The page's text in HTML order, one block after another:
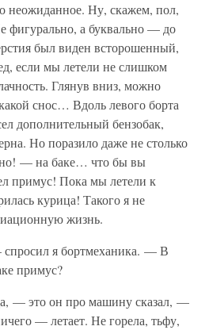
неожиданное. Ну, скажем, пол,
фигурально, а буквально — до
был виден всторошенный,
если мы летели не слишком
Глянув вниз, можно
снос… Вдоль левого борта
дополнительный бензобак,
Но поразило даже не столько
— на баке… что бы вы
примус! Пока мы летели к
курица! Такого я не
жизнь.
я бортмеханика. — В
примус?
— это он про машину сказал, —
— летает. Не горела, тьфу,